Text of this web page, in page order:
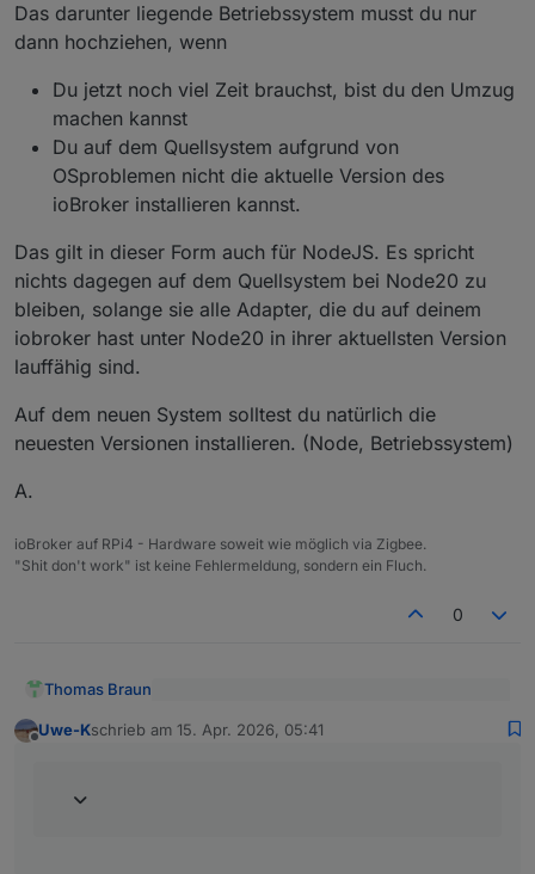
Das darunter liegende Betriebssystem musst du nur
dann hochziehen, wenn
Du jetzt noch viel Zeit brauchst, bist du den Umzug
machen kannst
Du auf dem Quellsystem aufgrund von
OSproblemen nicht die aktuelle Version des
ioBroker installieren kannst.
Das gilt in dieser Form auch für NodeJS. Es spricht
nichts dagegen auf dem Quellsystem bei Node20 zu
bleiben, solange sie alle Adapter, die du auf deinem
iobroker hast unter Node20 in ihrer aktuellsten Version
lauffähig sind.
Auf dem neuen System solltest du natürlich die
neuesten Versionen installieren. (Node, Betriebssystem)
A.
ioBroker auf RPi4 - Hardware soweit wie möglich via Zigbee.
"Shit don't work" ist keine Fehlermeldung, sondern ein Fluch.
0
Thomas Braun
Offline
Uwe-Kschrieb am 15. Apr. 2026, 05:41
zuletzt editiert von